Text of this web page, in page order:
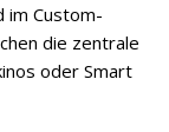
im Custom-
die zentrale
oder Smart